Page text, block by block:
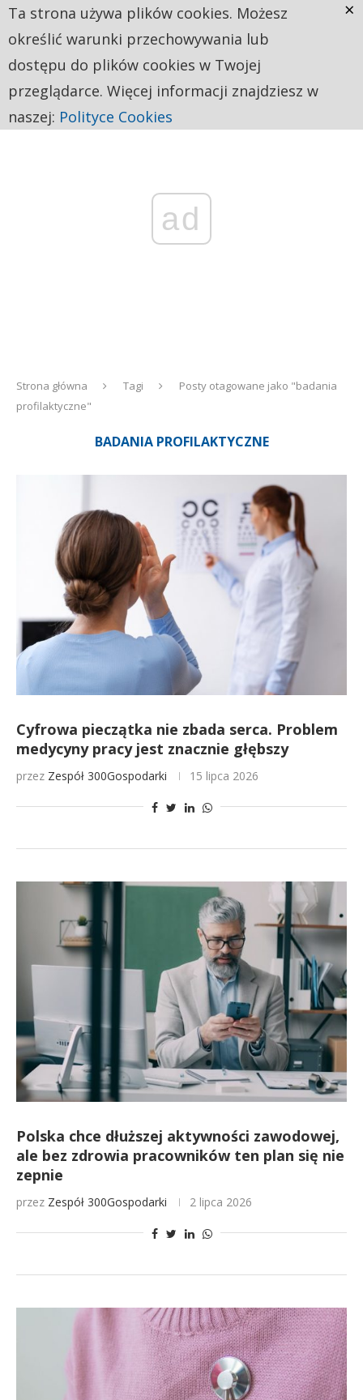
ad
Strona główna Tagi
Posty otagowane jako "badania
profilaktyczne"
BADANIA PROFILAKTYCZNE
Cyfrowa pieczątka nie zbada serca. Problem
medycyny pracy jest znacznie głębszy
przez Zespół 300Gospodarki 15 lipca 2026
Polska chce dłuższej aktywności zawodowej,
ale bez zdrowia pracowników ten plan się nie
zepnie
przez Zespół 300Gospodarki 2 lipca 2026
Ta strona używa plików cookies. Możesz
określić warunki przechowywania lub
dostępu do plików cookies w Twojej
przeglądarce. Więcej informacji znajdziesz w
naszej: Polityce Cookies
×